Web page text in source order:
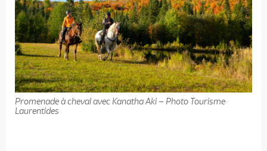
Promenade à cheval avec Kanatha Aki – Photo Tourisme
Laurentides